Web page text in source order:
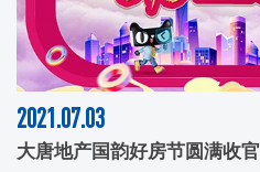
2021.07.03
大唐地产国韵好房节圆满收官